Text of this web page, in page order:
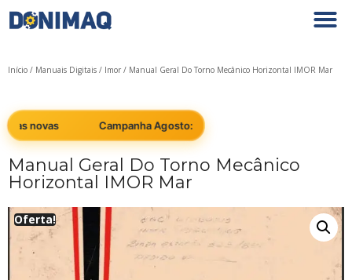
Início / Manuais Digitais / Imor / Manual Geral Do Torno Mecânico Horizontal IMOR Mar
novas Campanha Agosto: Cobrimos qualquer preço em
Manual Geral Do Torno Mecânico
Horizontal IMOR Mar
Oferta!